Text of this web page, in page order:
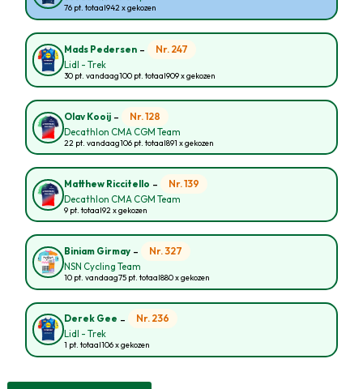
76 pt. totaal942 x gekozen
Mads Pedersen - Nr. 247
Lidl - Trek
30 pt. vandaag100 pt. totaal909 x gekozen
Olav Kooij - Nr. 128
Decathlon CMA CGM Team
22 pt. vandaag106 pt. totaal891 x gekozen
Matthew Riccitello - Nr. 139
Decathlon CMA CGM Team
9 pt. totaal92 x gekozen
Biniam Girmay - Nr. 327
NSN Cycling Team
10 pt. vandaag75 pt. totaal880 x gekozen
Derek Gee - Nr. 236
Lidl - Trek
1 pt. totaal106 x gekozen